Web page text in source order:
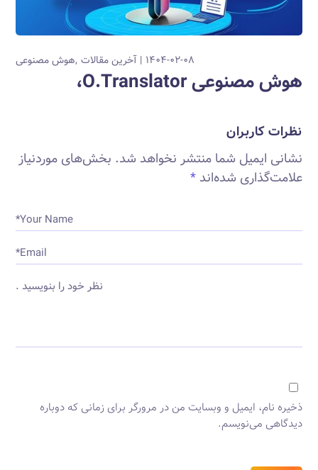
۱۴۰۴-۰۲-۰۸
نظرات کاربران
Your Name*
Email*